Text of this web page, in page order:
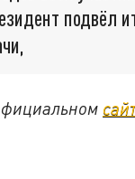
подвёл